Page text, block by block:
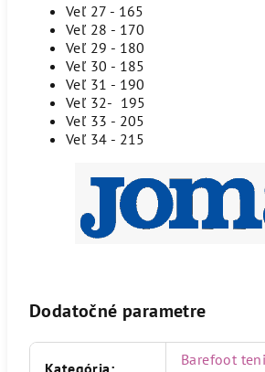
Veľ 27 - 165
Veľ 28 - 170
Veľ 29 - 180
Veľ 30 - 185
Veľ 31 - 190
Veľ 32- 195
Veľ 33 - 205
Veľ 34 - 215
Dodatočné parametre
Kategória:
Barefoot